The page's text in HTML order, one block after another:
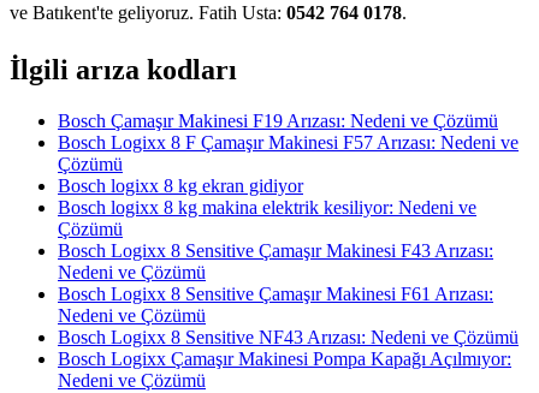
ve Batıkent'te geliyoruz. Fatih Usta: 0542 764 0178.
İlgili arıza kodları
Bosch Çamaşır Makinesi F19 Arızası: Nedeni ve Çözümü
Bosch Logixx 8 F Çamaşır Makinesi F57 Arızası: Nedeni ve
Çözümü
Bosch logixx 8 kg ekran gidiyor
Bosch logixx 8 kg makina elektrik kesiliyor: Nedeni ve
Çözümü
Bosch Logixx 8 Sensitive Çamaşır Makinesi F43 Arızası:
Nedeni ve Çözümü
Bosch Logixx 8 Sensitive Çamaşır Makinesi F61 Arızası:
Nedeni ve Çözümü
Bosch Logixx 8 Sensitive NF43 Arızası: Nedeni ve Çözümü
Bosch Logixx Çamaşır Makinesi Pompa Kapağı Açılmıyor:
Nedeni ve Çözümü